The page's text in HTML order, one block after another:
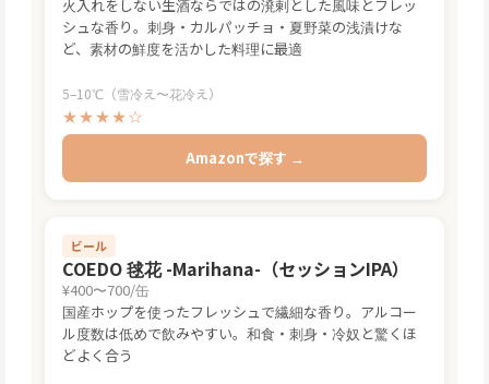
火入れをしない生酒ならではの溌剌とした風味とフレッ
シュな香り。刺身・カルパッチョ・夏野菜の浅漬けな
ど、素材の鮮度を活かした料理に最適
5–10℃（雪冷え〜花冷え）
★★★★☆
Amazonで探す →
ビール
COEDO 毬花 -Marihana-（セッションIPA）
¥400〜700/缶
国産ホップを使ったフレッシュで繊細な香り。アルコー
ル度数は低めで飲みやすい。和食・刺身・冷奴と驚くほ
どよく合う